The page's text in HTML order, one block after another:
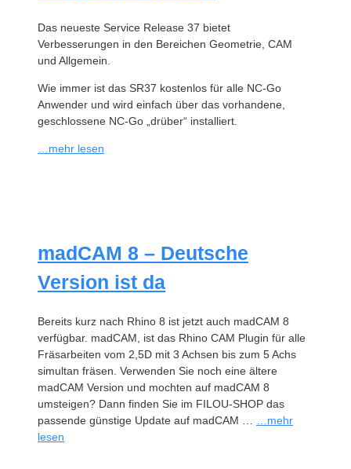
Das neueste Service Release 37 bietet
Verbesserungen in den Bereichen Geometrie, CAM
und Allgemein.
Wie immer ist das SR37 kostenlos für alle NC-Go
Anwender und wird einfach über das vorhandene,
geschlossene NC-Go „drüber“ installiert.
…mehr lesen
madCAM 8 – Deutsche
Version ist da
Bereits kurz nach Rhino 8 ist jetzt auch madCAM 8
verfügbar. madCAM, ist das Rhino CAM Plugin für alle
Fräsarbeiten vom 2,5D mit 3 Achsen bis zum 5 Achs
simultan fräsen. Verwenden Sie noch eine ältere
madCAM Version und mochten auf madCAM 8
umsteigen? Dann finden Sie im FILOU-SHOP das
passende günstige Update auf madCAM …
…mehr
lesen